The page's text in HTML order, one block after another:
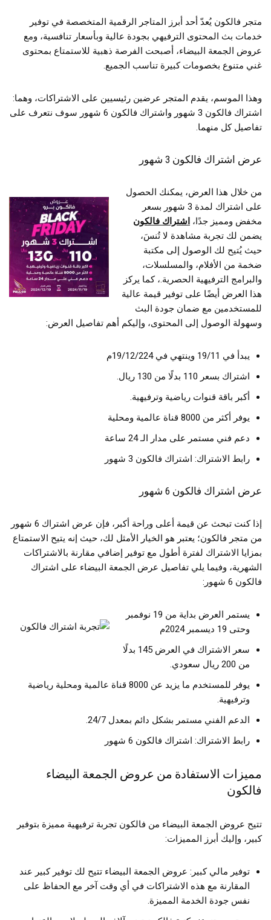
متجر فالكون يُعدّ أحد أبرز المتاجر الرقمية المتخصصة في توفير
خدمات بث المحتوى الترفيهي بجودة عالية وبأسعار تنافسية، ومع
عروض الجمعة البيضاء، أصبحت الفرصة ذهبية للاستمتاع بمحتوى
غني متنوع بخصومات كبيرة تناسب الجميع.
وهذا الموسم، يقدم المتجر عرضين رئيسيين على الاشتراكات، وهما:
اشتراك فالكون 3 شهور واشتراك فالكون 6 شهور سوف نتعرف على
تفاصيل كل منهما.
عرض اشتراك فالكون 3 شهور
من خلال هذا العرض، يمكنك الحصول
على اشتراك لمدة 3 شهور بسعر
مخفض ومميز جدًا، اشتراك فالكون
يضمن لك تجربة مشاهدة لا تُنسَ،
حيث يُتيح لك الوصول إلى مكتبة
ضخمة من الأفلام، والمسلسلات،
والبرامج الترفيهية الحصرية.، كما يركز
هذا العرض أيضًا على توفير قيمة عالية
للمستخدمين مع ضمان جودة البث
وسهولة الوصول إلى المحتوى، وإليكم أهم تفاصيل العرض:
يبدأ في 19/11 وينتهي في 19/12/224م
اشتراك بسعر 110 بدلًا من 130 ريال.
أكبر باقة قنوات رياضية وترفيهية.
يوفر أكثر من 8000 قناة عالمية ومحلية
دعم فني مستمر على مدار الـ 24 ساعة
رابط الاشتراك: اشتراك فالكون 3 شهور
عرض اشتراك فالكون 6 شهور
إذا كنت تبحث عن قيمة أعلى وراحة أكبر، فإن عرض اشتراك 6 شهور
من متجر فالكون؛ يعتبر هو الخيار الأمثل لك، حيث إنه يتيح الاستمتاع
بمزايا الاشتراك لفترة أطول مع توفير إضافي مقارنة بالاشتراكات
الشهرية، وفيما يلي تفاصيل عرض الجمعة البيضاء على اشتراك
فالكون 6 شهور:
يستمر العرض بداية من 19 نوفمبر
وحتى 19 ديسمبر 2024م
سعر الاشتراك في العرض 145 بدلًا
من 200 ريال سعودي.
يوفر للمستخدم ما يزيد عن 8000 قناة عالمية ومحلية رياضية
وترفيهية.
الدعم الفني مستمر بشكل دائم بمعدل 24/7.
رابط الاشتراك: اشتراك فالكون 6 شهور
مميزات الاستفادة من عروض الجمعة البيضاء
فالكون
تتيح عروض الجمعة البيضاء من فالكون تجربة ترفيهية مميزة بتوفير
كبير، وإليك أبرز المميزات:
توفير مالي كبير: عروض الجمعة البيضاء تتيح لك توفير كبير عند
المقارنة مع هذه الاشتراكات في أي وقت آخر مع الحفاظ على
نفس جودة الخدمة المميزة.